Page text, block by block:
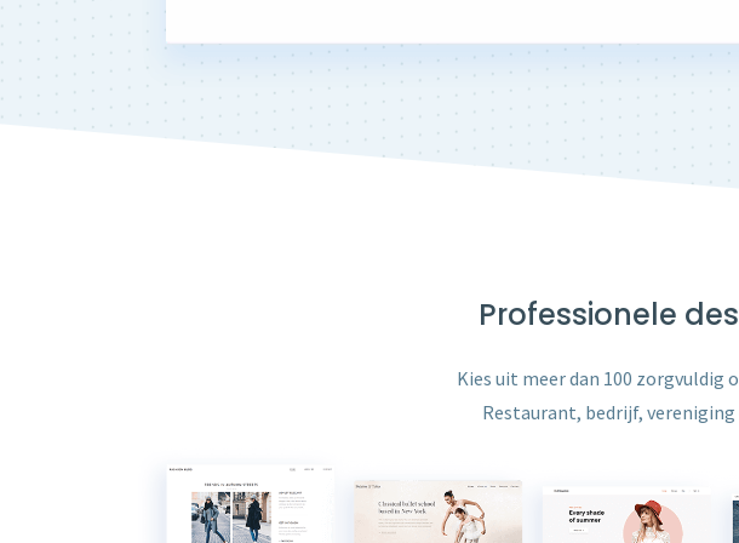
Professionele
Kies uit meer dan 100 zorgvuldig
Restaurant, bedrijf,